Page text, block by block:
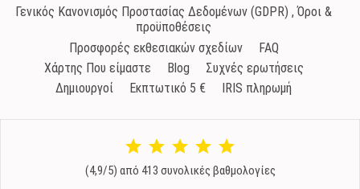
Γενικός Κανονισμός Προστασίας Δεδομένων (GDPR) , Όροι &
προϋποθέσεις
Προσφορές εκθεσιακών σχεδίων
FAQ
Χάρτης Που είμαστε
Blog
Συχνές ερωτήσεις
Δημιουργοί
Εκπτωτικό 5 € IRIS πληρωμή
(4,9/5) από 413 συνολικές βαθμολογίες